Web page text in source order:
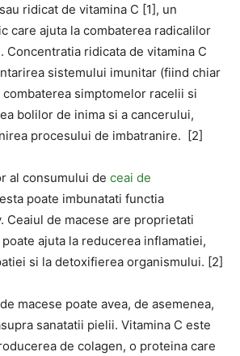
ridicat de vitamina C [1], un
care ajuta la combaterea radicalilor
Concentratia ridicata de vitamina C
sistemului imunitar (fiind chiar
simptomelor racelii si
bolilor de inima si a cancerului,
procesului de imbatranire. [2]
al consumului de ceai de
poate imbunatati functia
Ceaiul de macese are proprietati
ajuta la reducerea inflamatiei,
si la detoxifierea organismului. [2]
macese poate avea, de asemenea,
sanatatii pielii. Vitamina C este
de colagen, o proteina care